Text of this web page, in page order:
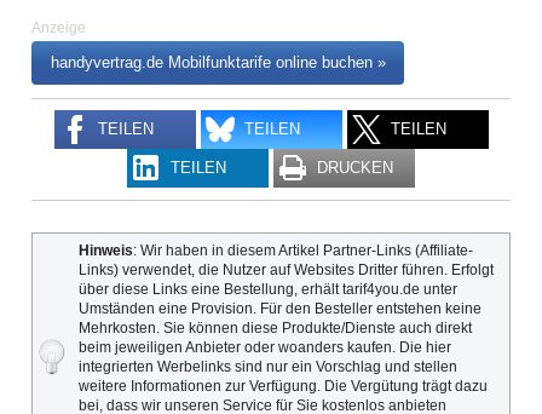
Anzeige
handyvertrag.de Mobilfunktarife online buchen »
TEILEN TEILEN TEILEN
TEILEN DRUCKEN
Hinweis: Wir haben in diesem Artikel Partner-Links (Affiliate-
Links) verwendet, die Nutzer auf Websites Dritter führen. Erfolgt
über diese Links eine Bestellung, erhält tarif4you.de unter
Umständen eine Provision. Für den Besteller entstehen keine
Mehrkosten. Sie können diese Produkte/Dienste auch direkt
beim jeweiligen Anbieter oder woanders kaufen. Die hier
integrierten Werbelinks sind nur ein Vorschlag und stellen
weitere Informationen zur Verfügung. Die Vergütung trägt dazu
bei, dass wir unseren Service für Sie kostenlos anbieten